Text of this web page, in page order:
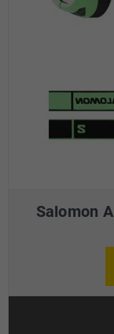
Salomon